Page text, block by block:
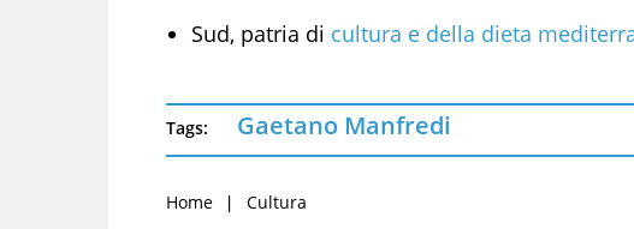
Sud, patria di cultura e della dieta
Tags: Gaetano Manfredi
Home Cultura